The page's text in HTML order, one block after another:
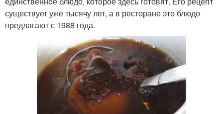
существует уже тысячу лет, а в ресторане это блюдо
предлагают с 1988 года.